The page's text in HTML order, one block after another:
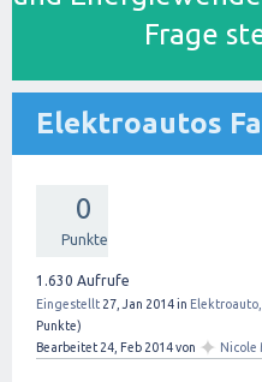
Frage
Elektroautos
0
Punkte
1.630 Aufrufe
Eingestellt 27, Jan 2014in
Punkte)
Bearbeitet 24, Feb 2014von ✦ Nicole